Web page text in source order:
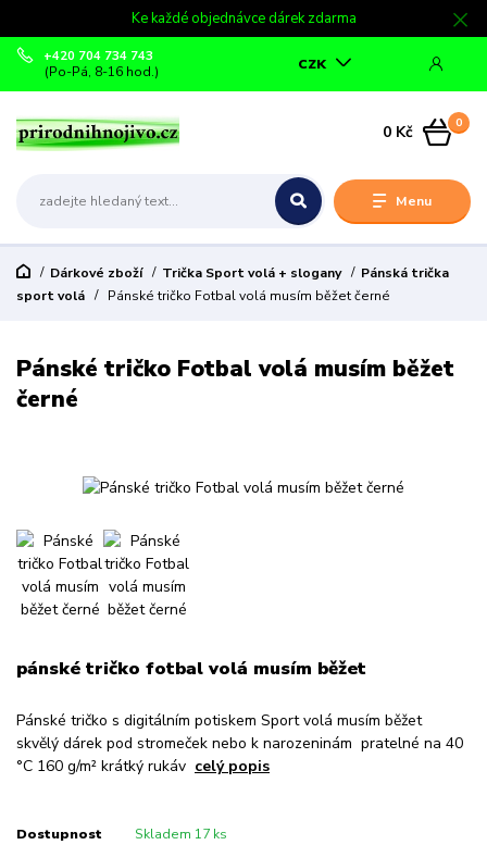
Ke každé objednávce dárek zdarma
Menu
CZK
+420 704 734 743
(Po-Pá, 8-16 hod.)
0
0 Kč
Dárkové zboží Trička Sport volá + slogany
Pánská trička
sport volá
Pánské tričko Fotbal volá musím běžet černé
Pánské tričko Fotbal volá musím běžet
černé
pánské tričko fotbal volá musím běžet
Pánské tričko s digitálním potiskem Sport volá musím běžet
skvělý dárek pod stromeček nebo k narozeninám pratelné na 40
°C 160 g/m² krátký rukáv celý popis
Dostupnost Skladem 17 ks